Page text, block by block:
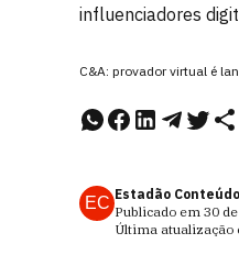
influenciadores
C&A: provador virtual é
EC Estadão Conteúdo
Publicado em 30
Última atualização